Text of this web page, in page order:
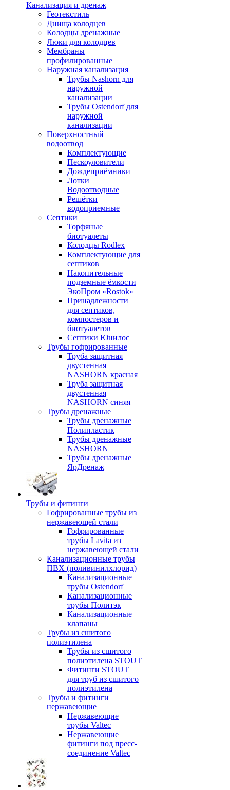
Канализация и дренаж
Геотекстиль
Днища колодцев
Колодцы дренажные
Люки для колодцев
Мембраны
профилированные
Наружная канализация
Трубы Nashorn для
наружной
канализации
Трубы Ostendorf для
наружной
канализации
Поверхностный
водоотвод
Комплектующие
Пескоуловители
Дождеприёмники
Лотки
Водоотводные
Решётки
водоприемные
Септики
Торфяные
биотуалеты
Колодцы Rodlex
Комплектующие для
септиков
Накопительные
подземные ёмкости
ЭкоПром «Rostok»
Принадлежности
для септиков,
компостеров и
биотуалетов
Септики Юнилос
Трубы гофрированные
Труба защитная
двустенная
NASHORN красная
Труба защитная
двустенная
NASHORN синяя
Трубы дренажные
Трубы дренажные
Полипластик
Трубы дренажные
NASHORN
Трубы дренажные
ЯрДренаж
Трубы и фитинги
Гофрированные трубы из
нержавеющей стали
Гофрированные
трубы Lavita из
нержавеющей стали
Канализационные трубы
ПВХ (поливинилхлорид)
Канализационные
трубы Ostendorf
Канализационные
трубы Политэк
Канализационные
клапаны
Трубы из сшитого
полиэтилена
Трубы из сшитого
полиэтилена STOUT
Фитинги STOUT
для труб из сшитого
полиэтилена
Трубы и фитинги
нержавеющие
Нержавеющие
трубы Valtec
Нержавеющие
фитинги под пресс-
соединение Valtec